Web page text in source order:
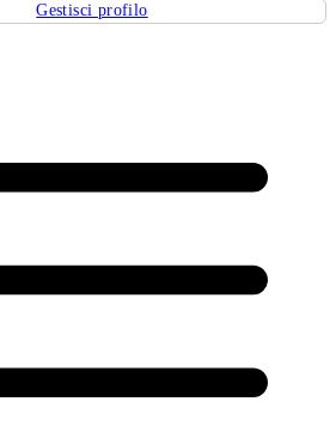
Gestisci profilo